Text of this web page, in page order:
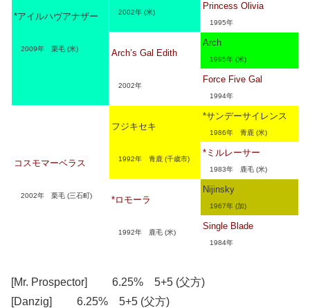
*アイルハヴアナザー
2009年 栗毛 (米)
2002年 (米)
Princess Olivia
1995年
Arch’s Gal Edith
2002年
Arch
1995年 (米)
Force Five Gal
1994年
コスモマーベラス
2002年 栗毛 (三石町)
フジキセキ
1992年 青鹿 (千歳市)
*サンデーサイレンス
1986年 青鹿 (米)
*ミルレーサー
1983年 鹿毛 (米)
*ロモーラ
1992年 鹿毛 (米)
Nijinsky
1967年 (加)
Single Blade
1984年
[Mr. Prospector] 6.25% 5+5 (父方)
[Danzig] 6.25% 5+5 (父方)